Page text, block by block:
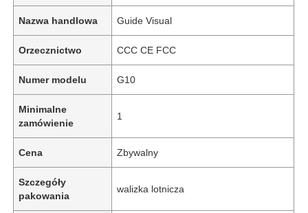
Nazwa handlowa Guide Visual
Orzecznictwo CCC CE FCC
Numer modelu G10
Minimalne
zamówienie
1
Cena Zbywalny
Szczegóły
pakowania
walizka lotnicza